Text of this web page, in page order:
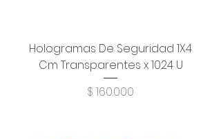
Hologramas De Seguridad 1X4
Cm Transparentes x 1024 U
Precio
$ 160.000